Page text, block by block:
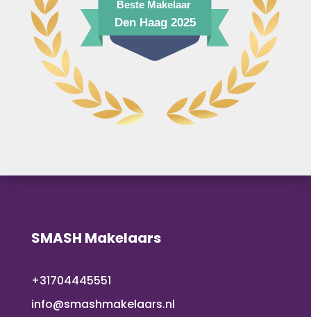
SMASH Makelaars
+31704445551
info@smashmakelaars.nl